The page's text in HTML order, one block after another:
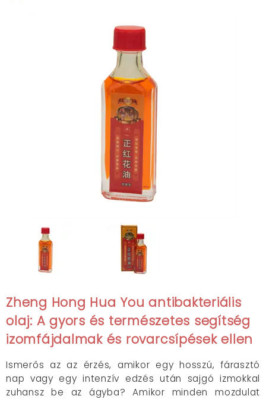
Zheng Hong Hua You antibakteriális
olaj: A gyors és természetes segítség
izomfájdalmak és rovarcsípések ellen
Ismerős az az érzés, amikor egy hosszú, fárasztó
nap vagy egy intenzív edzés után sajgó izmokkal
zuhansz be az ágyba? Amikor minden mozdulat